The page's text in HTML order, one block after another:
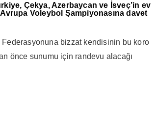
Çekya, Azerbaycan ve İsveç’in ev
Voleybol Şampiyonasına davet
bizzat kendisinin bu koro
önce sunumu için randevu alacağı